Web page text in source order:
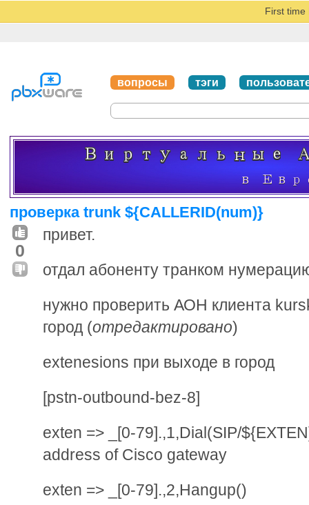
First time
вопросы тэги
проверка trunk ${CALLERID(num)}
0
привет.
отдал абоненту транком
нужно проверить АОН клиента
город (отредактировано)
extenesions при выходе в город
[pstn-outbound-bez-8]
exten => _[0-79].,1,Dial(SIP/
address of Cisco gateway
exten => _[0-79].,2,Hangup()